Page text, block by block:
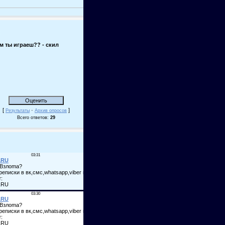
ты играеш?? - скил
[ Результаты · Архив опросов ]
Всего ответов: 29